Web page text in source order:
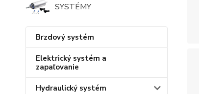
SYSTÉMY
Brzdový systém
Elektrický systém a
zapaľovanie
Hydraulický systém